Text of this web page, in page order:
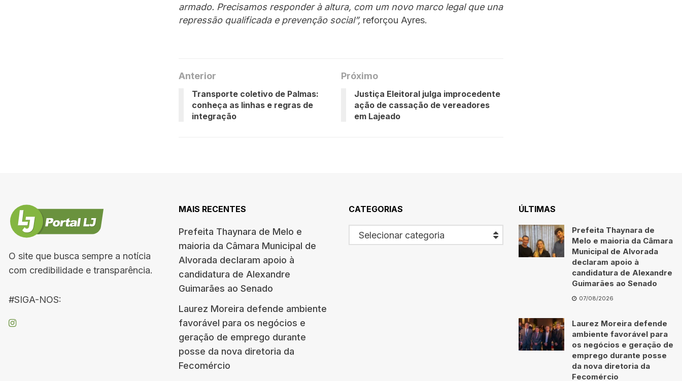
armado. Precisamos responder à altura, com um novo marco legal que una
repressão qualificada e prevenção social”, reforçou Ayres.
Anterior
Transporte coletivo de Palmas:
conheça as linhas e regras de
integração
Próximo
Justiça Eleitoral julga improcedente
ação de cassação de vereadores
em Lajeado
O site que busca sempre a notícia
com credibilidade e transparência.
#SIGA-NOS:
MAIS RECENTES
Prefeita Thaynara de Melo e
maioria da Câmara Municipal de
Alvorada declaram apoio à
candidatura de Alexandre
Guimarães ao Senado
Laurez Moreira defende ambiente
favorável para os negócios e
geração de emprego durante
posse da nova diretoria da
Fecomércio
CATEGORIAS
Selecionar categoria
ÚLTIMAS
Prefeita Thaynara de
Melo e maioria da Câmara
Municipal de Alvorada
declaram apoio à
candidatura de Alexandre
Guimarães ao Senado
07/08/2026
Laurez Moreira defende
ambiente favorável para
os negócios e geração de
emprego durante posse
da nova diretoria da
Fecomércio